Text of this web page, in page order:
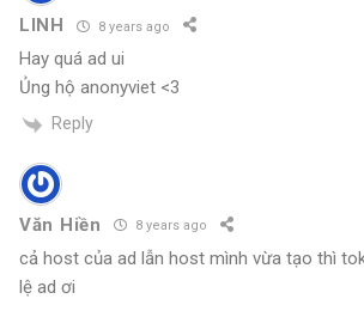
LINH 8 years ago
Hay quá ad ui
Ủng hộ anonyviet <3
Reply
Văn Hiền 8 years ago
cả host của ad lẫn host mình vừa tạo thì
lệ ad ơi